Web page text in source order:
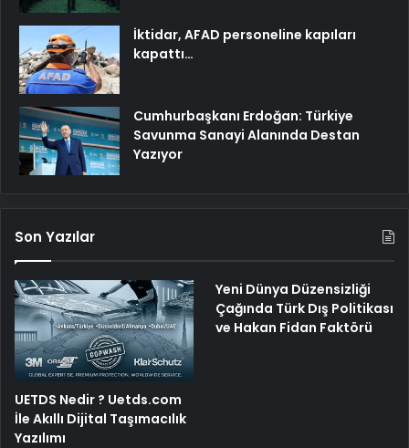
İktidar, AFAD personeline kapıları
kapattı…
Cumhurbaşkanı Erdoğan: Türkiye
Savunma Sanayi Alanında Destan
Yazıyor
Son Yazılar
UETDS Nedir ? Uetds.com
İle Akıllı Dijital Taşımacılık
Yazılımı
Yeni Dünya Düzensizliği
Çağında Türk Dış Politikası
ve Hakan Fidan Faktörü